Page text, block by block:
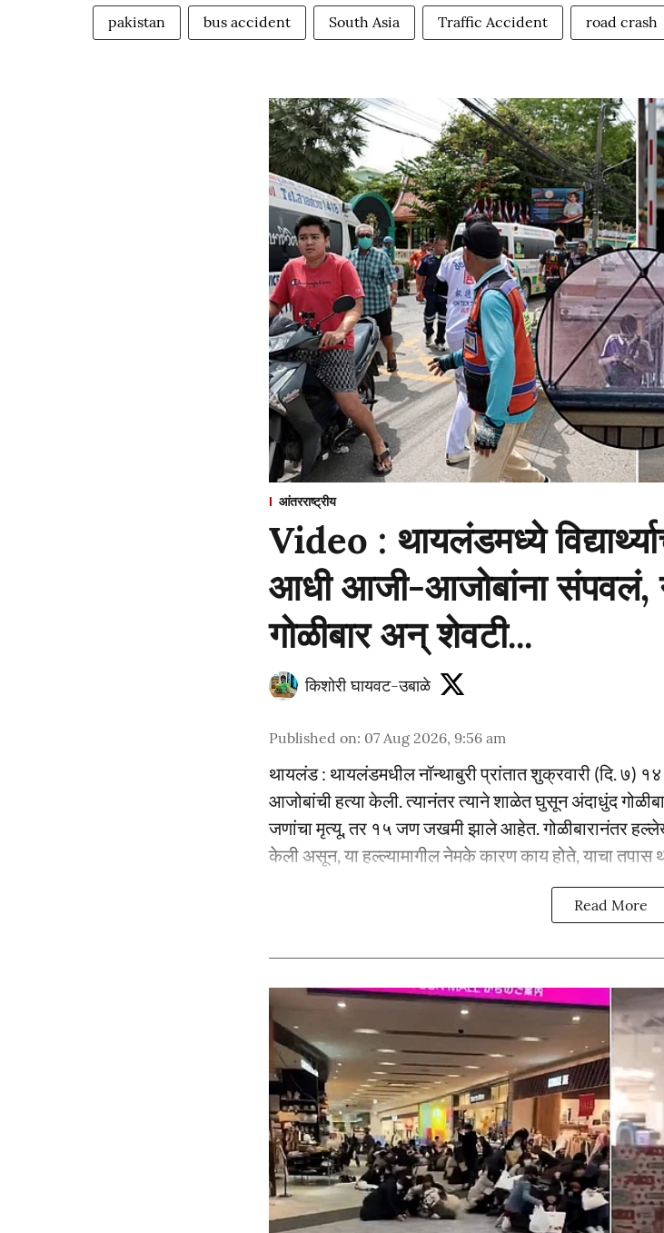
pakistan bus accident South Asia Traffic Accident road crash
आंतरराष्ट्रीय
Video : थायलंडमध्ये
आधी आजी-आजोबांना संपवलं,
गोळीबार अन् शेवटी...
किशोरी घायवट-उबाळे
Published on: 07 Aug 2026, 9:56 am
थायलंड : थायलंडमधील नॉन्थाबुरी प्रांतात शुक्रवारी (दि. ७) १४
आजोबांची हत्या केली. त्यानंतर त्याने शाळेत घुसून अंदाधुंद
जणांचा मृत्यू, तर १५ जण जखमी झाले आहेत. गोळीबारानंतर
केली असून, या हल्ल्यामागील नेमके कारण काय होते, याचा
Read More